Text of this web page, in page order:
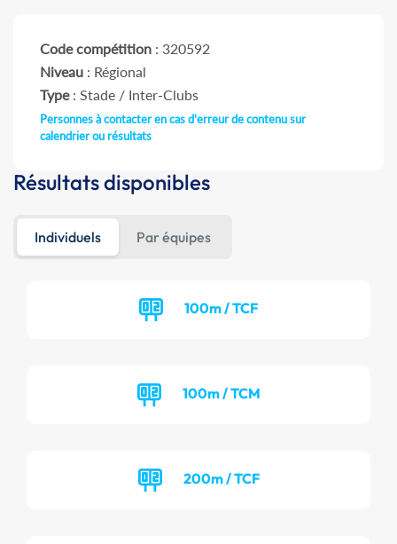
Code compétition : 320592
Niveau : Régional
Type: Stade / Inter-Clubs
Personnes à contacter en cas d'erreur de contenu sur
calendrier ou résultats
Résultats disponibles
Individuels Par équipes
100m / TCF
100m / TCM
200m / TCF